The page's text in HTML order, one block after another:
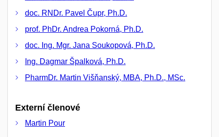
doc. RNDr. Pavel Čupr, Ph.D.
prof. PhDr. Andrea Pokorná, Ph.D.
doc. Ing. Mgr. Jana Soukopová, Ph.D.
Ing. Dagmar Špalková, Ph.D.
PharmDr. Martin Višňanský, MBA, Ph.D., MSc.
Externí členové
Martin Pour